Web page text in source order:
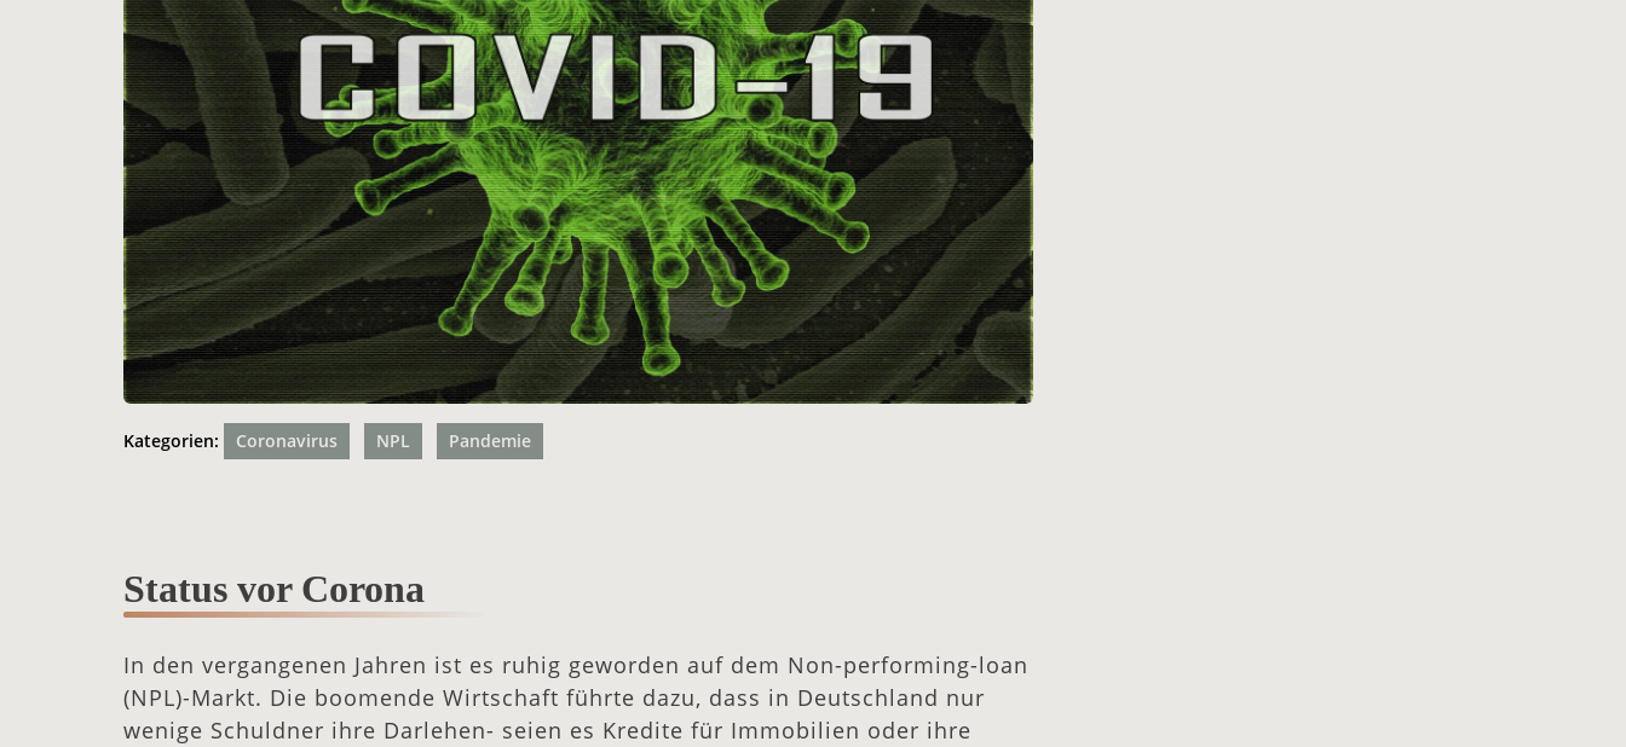
Kategorien: Coronavirus NPL Pandemie
Status vor Corona
In den vergangenen Jahren ist es ruhig geworden auf dem Non-performing-loan
(NPL)-Markt. Die boomende Wirtschaft führte dazu, dass in Deutschland nur
wenige Schuldner ihre Darlehen- seien es Kredite für Immobilien oder ihre